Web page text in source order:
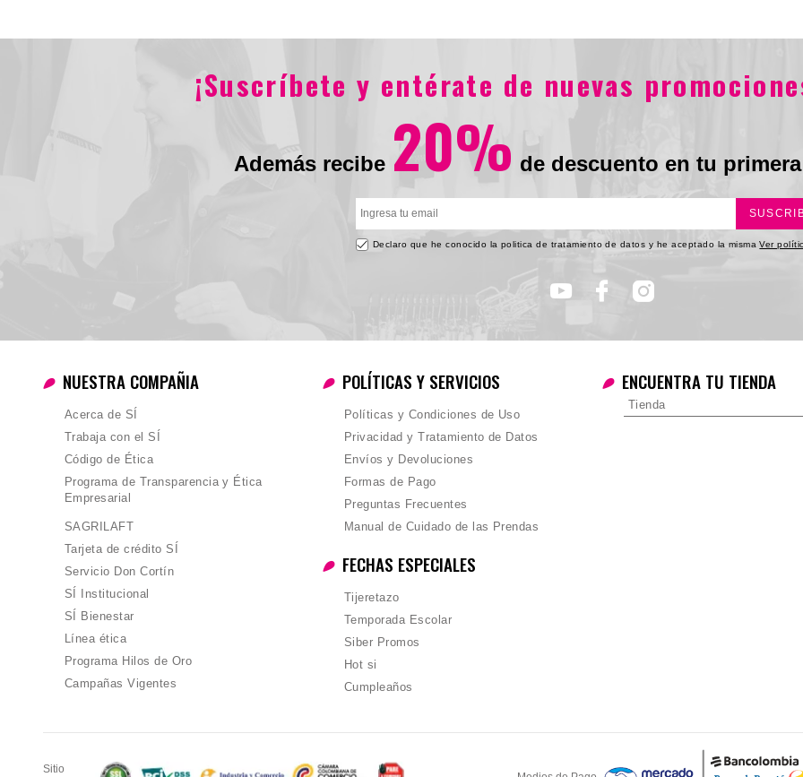
¡Suscríbete y entérate de nuevas
Además recibe 20% de descuento en tu
Declaro que he conocido la politica de tratamiento de datos y he aceptado la misma Ver
NUESTRA COMPAÑIA
Acerca de SÍ
Trabaja con el SÍ
Código de Ética
Programa de Transparencia y Ética
Empresarial
SAGRILAFT
Tarjeta de crédito SÍ
Servicio Don Cortín
SÍ Institucional
SÍ Bienestar
Línea ética
Programa Hilos de Oro
Campañas Vigentes
POLÍTICAS Y SERVICIOS
Políticas y Condiciones de Uso
Privacidad y Tratamiento de Datos
Envíos y Devoluciones
Formas de Pago
Preguntas Frecuentes
Manual de Cuidado de las Prendas
FECHAS ESPECIALES
Tijeretazo
Temporada Escolar
Siber Promos
Hot si
Cumpleaños
ENCUENTRA TU TIENDA
Tienda
Sitio